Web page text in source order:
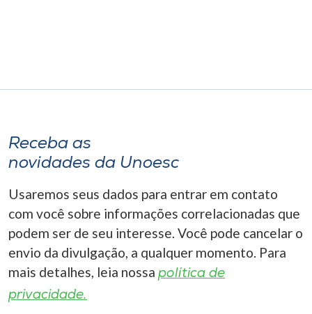
Receba as
novidades da Unoesc
Usaremos seus dados para entrar em contato
com você sobre informações correlacionadas que
podem ser de seu interesse. Você pode cancelar o
envio da divulgação, a qualquer momento. Para
mais detalhes, leia nossa política de
privacidade.